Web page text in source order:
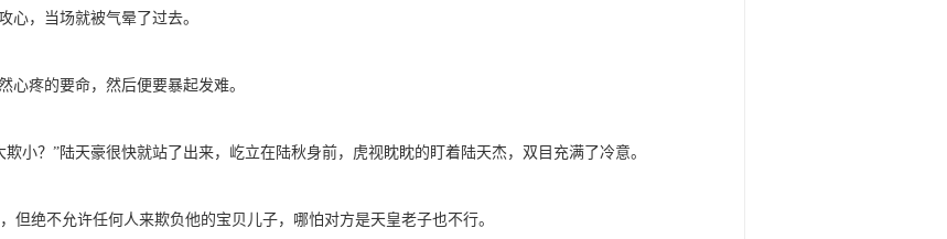
，当场就被气晕了过去。
心疼的要命，然后便要暴起发难。
小？”陆天豪很快就站了出来，屹立在陆秋身前，虎视眈眈的盯着陆天杰，双目充满了冷意。
但绝不允许任何人来欺负他的宝贝儿子，哪怕对方是天皇老子也不行。